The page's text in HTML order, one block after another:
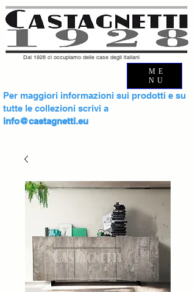
Dal 1928 ci occupiamo delle case degli italiani
Per maggiori informazioni sui prodotti e su
tutte le collezioni scrivi a
info@castagnetti.eu
ME
NU